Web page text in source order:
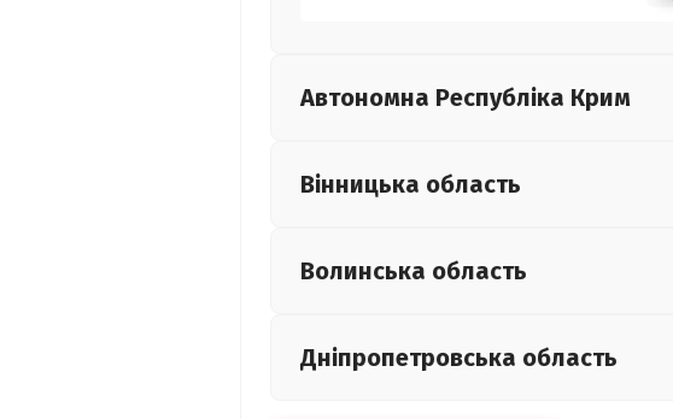
Автономна Республіка Крим
Вінницька область
Волинська область
Дніпропетровська область